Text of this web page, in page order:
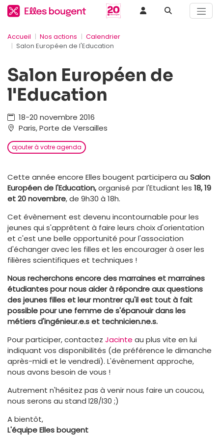
Accueil Nos actions
Calendrier
Salon Européen de l'Education
Salon Européen de
l'Education
18-20 novembre 2016
Paris, Porte de Versailles
ajouter à votre agenda
Cette année encore Elles bougent participera au Salon
Européen de l'Education,organisé par l'Etudiant les 18, 19
et 20 novembre, de 9h30 à 18h.
Cet évènement est devenu incontournable pour les
jeunes qui s'apprêtent à faire leurs choix d'orientation
et c'est une belle opportunité pour l'association
d'échanger avec les filles et les encourager à oser les
filières scientifiques et techniques !
Nous recherchons encore des marraines et marraines
étudiantes pour nous aider à répondre aux questions
des jeunes filles et leur montrer qu'il est tout à fait
possible pour une femme de s'épanouir dans les
métiers d'ingénieur.e.s et technicien.ne.s.
Pour participer, contactez Jacinte au plus vite en lui
indiquant vos disponibilités (de préférence le dimanche
après-midi et le vendredi). L'évènement approche,
nous avons besoin de vous !
Autrement n'hésitez pas à venir nous faire un coucou,
nous serons au stand l28/l30 ;)
A bientôt,
L'équipe Elles bougent